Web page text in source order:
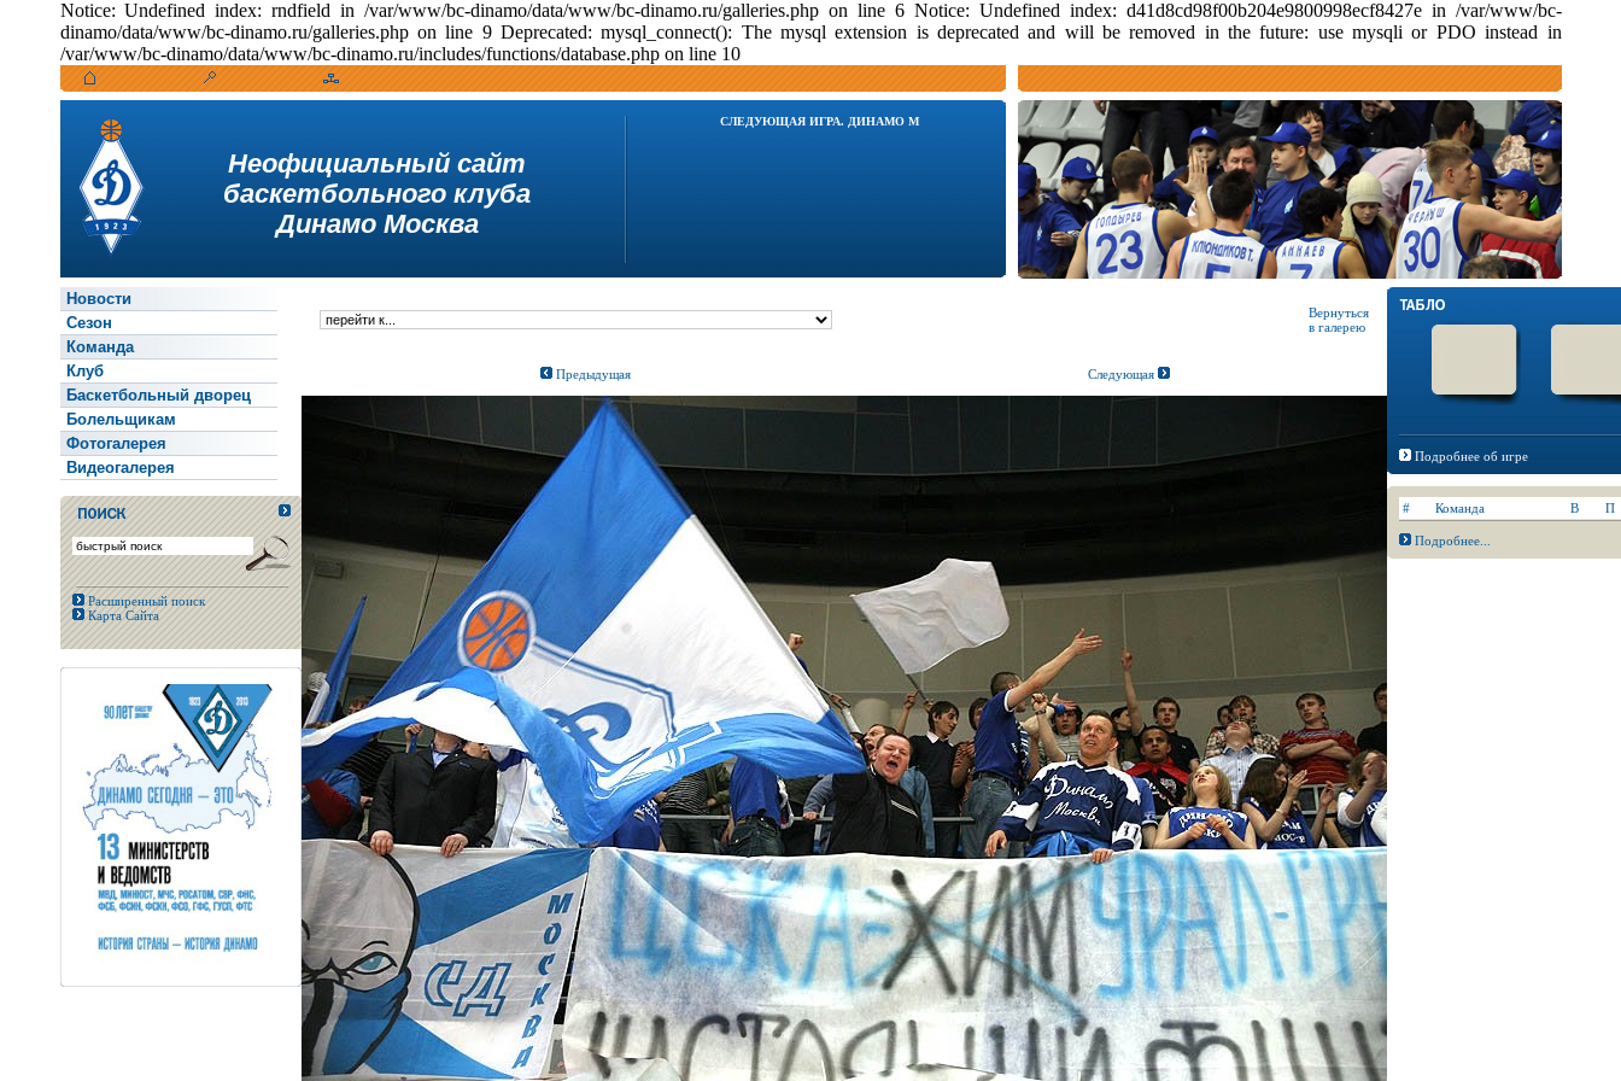
Notice: Undefined index: rndfield in /var/www/bc-dinamo/data/www/bc-dinamo.ru/galleries.php on line 6 Notice: Undefined index: d41d8cd98f00b204e9800998ecf8427e in /var/www/bc-
dinamo/data/www/bc-dinamo.ru/galleries.php on line 9 Deprecated: mysql_connect(): The mysql extension is deprecated and will be removed in the future: use mysqli or PDO instead in
/var/www/bc-dinamo/data/www/bc-dinamo.ru/includes/functions/database.php on line 10
Неофициальный сайт
баскетбольного клуба
Динамо Москва
СЛЕДУЮЩАЯ ИГРА. ДИНАМО М
Новости
Сезон
Команда
Клуб
Баскетбольный дворец
Болельщикам
Фотогалерея
Видеогалерея
Расширенный поиск
Карта Сайта
Вернуться
в галерею
Предыдущая Следующая
Подробнее об игре
# Команда В П
Подробнее...